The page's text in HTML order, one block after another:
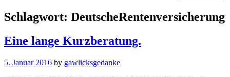
Schlagwort: DeutscheRentenversicherung
Eine lange Kurzberatung.
5. Januar 2016 by gawlicksgedanke